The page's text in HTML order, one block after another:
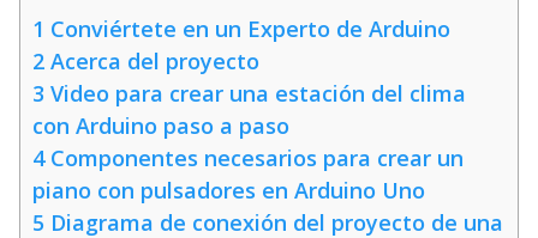
1 Conviértete en un Experto de Arduino
2 Acerca del proyecto
3 Video para crear una estación del clima
con Arduino paso a paso
4Componentes necesarios para crear un
piano con pulsadores en Arduino Uno
5 Diagrama de conexión del proyecto de una